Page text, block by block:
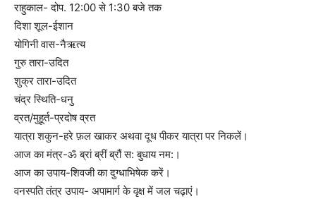
राहुकाल- दोप. 12:00 से 1:30 बजे तक
दिशा शूल-ईशान
योगिनी वास-नैऋत्य
गुरु तारा-उदित
शुक्र तारा-उदित
चंद्र स्थिति-धनु
व्रत/मुहूर्त-प्रदोष व्रत
यात्रा शकुन-हरे फ़ल खाकर अथवा दूध पीकर यात्रा पर निकलें।
आज का मंत्र-ॐ ब्रां ब्रीं ब्रौं स: बुधाय नम:।
आज का उपाय-शिवजी का दुग्धाभिषेक करें।
वनस्पति तंत्र उपाय- अपामार्ग के वृक्ष में जल चढ़ाएं।